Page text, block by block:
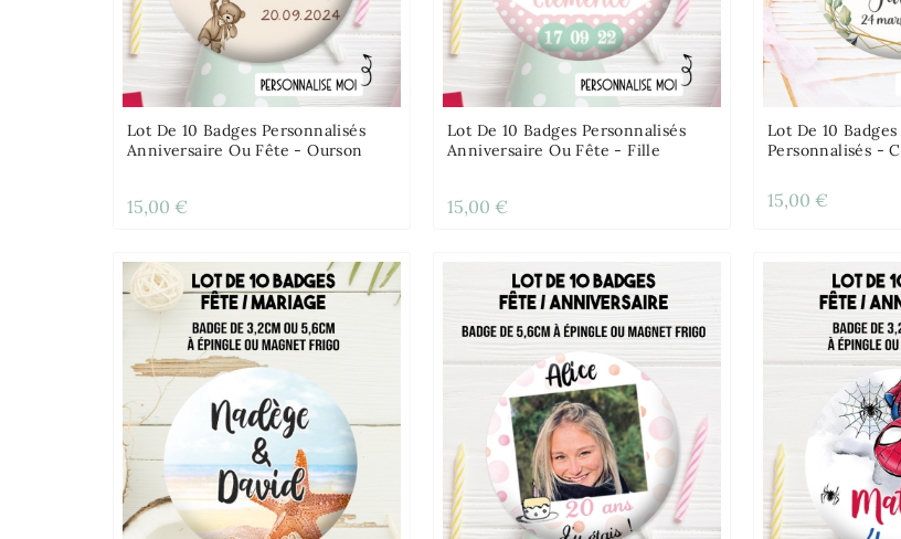
Lot De 10 Badges Personnalisés
Anniversaire Ou Fête - Ourson
15,00 €
Lot De 10 Badges Personnalisés
Anniversaire Ou Fête - Fille
15,00 €
Lot De 10
Personnalisés -
15,00 €